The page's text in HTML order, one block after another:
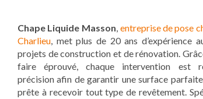
Chape Liquide Masson, entreprise de pose
Charlieu, met plus de 20 ans d’expérience
projets de construction et de rénovation.
faire éprouvé, chaque intervention est
précision afin de garantir une surface
prête à recevoir tout type de revêtement.